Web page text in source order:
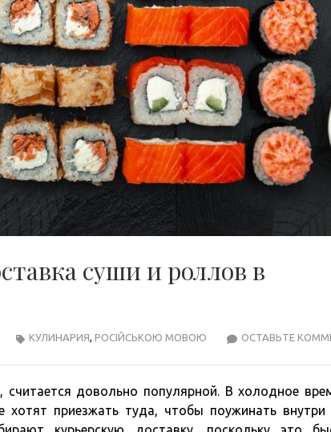
суши и роллов в
ОСТАВЬТЕ
КУЛИНАРИЯ РОСІЙСЬКОЮ МОВОЮ
, считается довольно популярной. В холодное
хотят приезжать туда, чтобы поужинать